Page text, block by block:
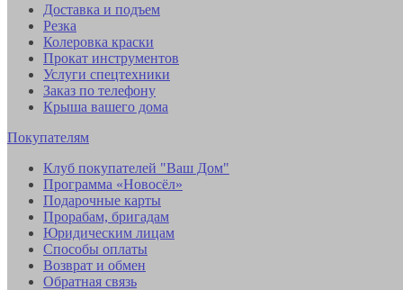
Доставка и подъем
Резка
Колеровка краски
Прокат инструментов
Услуги спецтехники
Заказ по телефону
Крыша вашего дома
Покупателям
Клуб покупателей "Ваш Дом"
Программа «Новосёл»
Подарочные карты
Прорабам, бригадам
Юридическим лицам
Способы оплаты
Возврат и обмен
Обратная связь